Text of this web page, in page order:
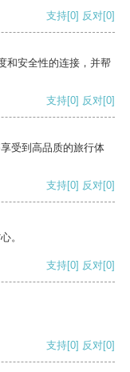
支持[0] 反对[0]
和安全性的连接，并帮
支持[0] 反对[0]
受到高品质的旅行体
支持[0] 反对[0]
。
支持[0] 反对[0]
支持[0] 反对[0]